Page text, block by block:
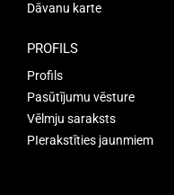
Dāvanu karte
PROFILS
Profils
Pasūtījumu vēsture
Vēlmju saraksts
PIerakstīties jaunmiem